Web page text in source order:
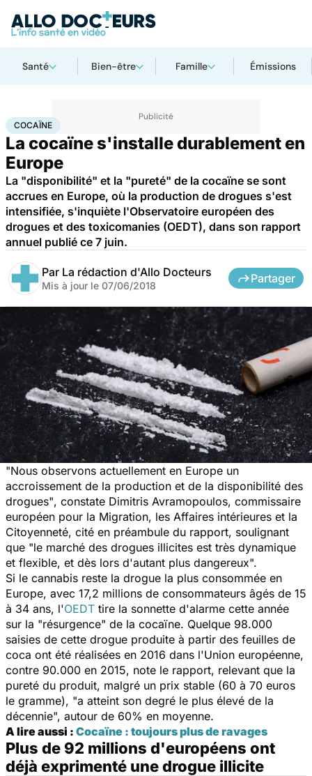
Santé Bien-être Famille Émissions
AccueilSanté Drogues et addictions
COCAÏNE
La cocaïne s'installe durablement en
Europe
La "disponibilité" et la "pureté" de la cocaïne se sont
accrues en Europe, où la production de drogues s'est
intensifiée, s'inquiète l'Observatoire européen des
drogues et des toxicomanies (OEDT), dans son rapport
annuel publié ce 7 juin.
Par La rédaction d'Allo Docteurs
Mis à jour le 07/06/2018
Partager
"Nous observons actuellement en Europe un
accroissement de la production et de la disponibilité des
drogues", constate Dimitris Avramopoulos, commissaire
européen pour la Migration, les Affaires intérieures et la
Citoyenneté, cité en préambule du rapport, soulignant
que "le marché des drogues illicites est très dynamique
et flexible, et dès lors d'autant plus dangereux".
Si le cannabis reste la drogue la plus consommée en
Europe, avec 17,2 millions de consommateurs âgés de 15
à 34 ans, l'OEDT tire la sonnette d'alarme cette année
sur la "résurgence" de la cocaïne. Quelque 98.000
saisies de cette drogue produite à partir des feuilles de
coca ont été réalisées en 2016 dans l'Union européenne,
contre 90.000 en 2015, note le rapport, relevant que la
pureté du produit, malgré un prix stable (60 à 70 euros
le gramme), "a atteint son degré le plus élevé de la
décennie", autour de 60% en moyenne.
A lire aussi : Cocaïne : toujours plus de ravages
Plus de 92 millions d'européens ont
déjà exprimenté une drogue illicite